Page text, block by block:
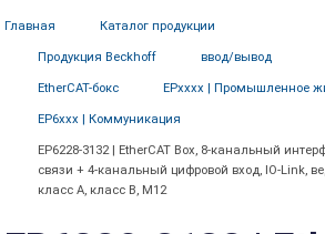
Главная Каталог продукции
Продукция Beckhoff ввод/вывод
EtherCAT-бокс EPxxxx | Промышленное
EP6xxx | Коммуникация
EP6228-3132 | EtherCAT Box, 8-канальный
связи + 4-канальный цифровой вход, IO-Link,
класс A, класс B, M12